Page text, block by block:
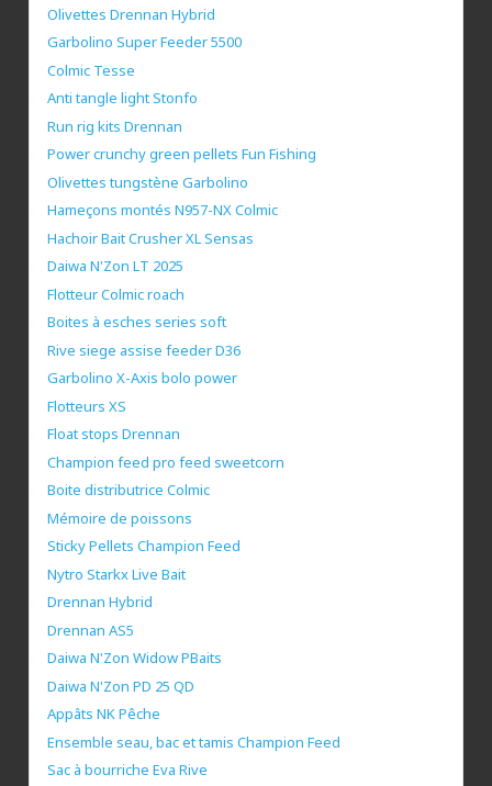
Olivettes Drennan Hybrid
Garbolino Super Feeder 5500
Colmic Tesse
Anti tangle light Stonfo
Run rig kits Drennan
Power crunchy green pellets Fun Fishing
Olivettes tungstène Garbolino
Hameçons montés N957-NX Colmic
Hachoir Bait Crusher XL Sensas
Daiwa N'Zon LT 2025
Flotteur Colmic roach
Boites à esches series soft
Rive siege assise feeder D36
Garbolino X-Axis bolo power
Flotteurs XS
Float stops Drennan
Champion feed pro feed sweetcorn
Boite distributrice Colmic
Mémoire de poissons
Sticky Pellets Champion Feed
Nytro Starkx Live Bait
Drennan Hybrid
Drennan AS5
Daiwa N'Zon Widow PBaits
Daiwa N'Zon PD 25 QD
Appâts NK Pêche
Ensemble seau, bac et tamis Champion Feed
Sac à bourriche Eva Rive